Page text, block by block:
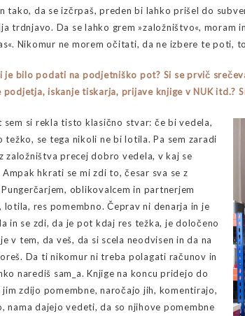
tako, da se izčrpaš, preden bi lahko prišel do
trdnjavo. Da se lahko grem »založništvo«, moram
Nikomur ne morem očitati, da ne izbere te poti,
je bilo podati na podjetniško pot? Si se prvič
podjetja, iskanje tiskarja, prijave knjige v NUK itd.?
sem si rekla tisto klasično stvar: če bi vedela,
težko, se tega nikoli ne bi lotila. Pa sem zaradi
založništva precej dobro vedela, v kaj se
Ampak hkrati se mi zdi to, česar sva se z
oblikovalcem in partnerjem
lotila, res pomembno. Čeprav ni denarja in je
in se zdi, da je pot kdaj res težka, je določeno
v tem, da veš, da si scela neodvisen in da na
Da ti nikomur ni treba polagati računov in
narediš sam_a. Knjige na koncu pridejo do
jim zdijo pomembne, naročajo jih, komentirajo,
nama dajejo vedeti, da so njihove pomembne